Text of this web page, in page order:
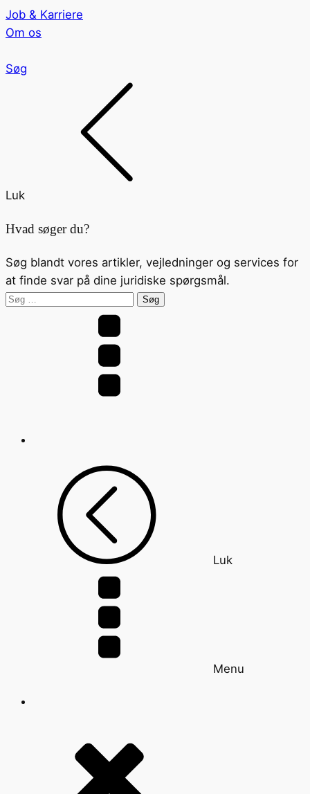
Job & Karriere
Om os
Søg
Luk
Hvad søger du?
Søg blandt vores artikler, vejledninger og services for
at finde svar på dine juridiske spørgsmål.
Søg
Luk
Menu